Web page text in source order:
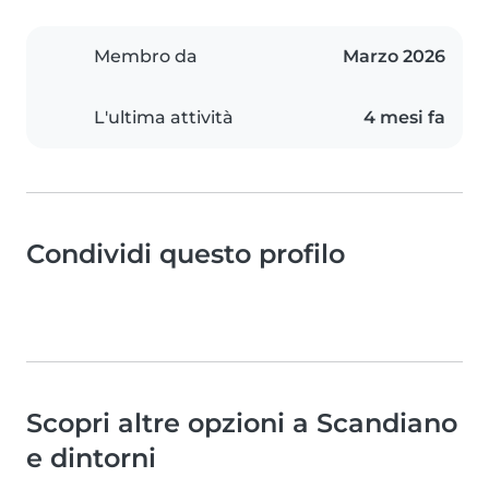
Membro da Marzo 2026
L'ultima attività 4 mesi fa
Condividi questo profilo
Scopri altre opzioni a Scandiano
e dintorni